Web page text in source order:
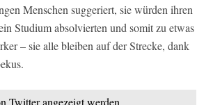
Menschen suggeriert, sie würden ihren
Studium absolvierten und somit zu etwas
– sie alle bleiben auf der Strecke, dank
Twitter angezeigt werden.